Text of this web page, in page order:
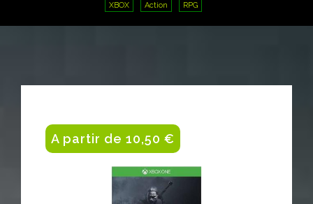
XBOX Action RPG
A partir de 10,50 €